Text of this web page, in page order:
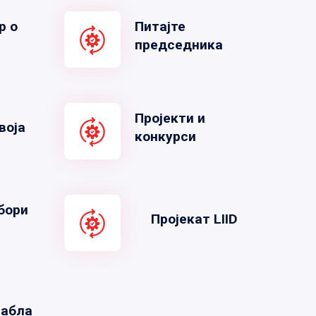
о
Питајте
председника
Пројекти и
конкурси
Пројекат LIID